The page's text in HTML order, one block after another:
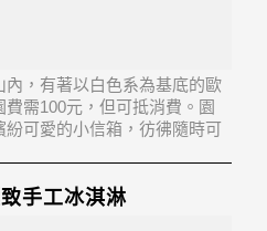
，有著以白色系為基底的歐
需100元，但可抵消費。園
可愛的小信箱，彷彿隨時可
手工冰淇淋